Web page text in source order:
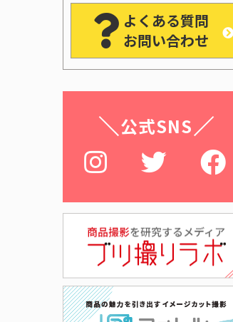
よくある質問
お問い合わせ
公式SNS